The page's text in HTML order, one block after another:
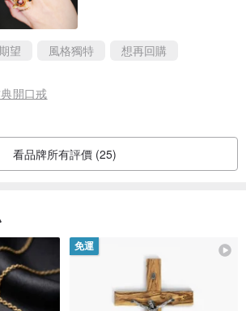
望 風格獨特 想再回購
開口戒
看品牌所有評價 (25)
免運